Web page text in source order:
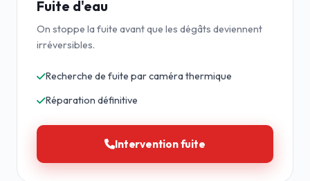
Fuite d'eau
On stoppe la fuite avant que les dégâts deviennent
irréversibles.
Recherche de fuite par caméra thermique
Réparation définitive
Intervention fuite